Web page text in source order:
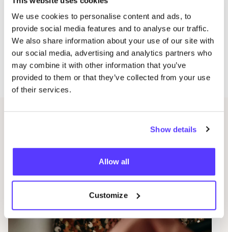
We use cookies to personalise content and ads, to
provide social media features and to analyse our traffic.
We also share information about your use of our site with
our social media, advertising and analytics partners who
may combine it with other information that you’ve
provided to them or that they’ve collected from your use
of their services.
Show details
Allow all
Customize
En als grand fina­le, de
op zon­dag! Met meer dan2000 m² aan vin­ta­ge
en retro vreug­de wacht in de foy­er van Pathe
Stap­peg­oor in Til­burg (gra­tis entree), nemen ze
hun bes­te stuk­ken mee. Dit is jouw kans om dat
ene per­fec­te item te vinden.
Gerelateerde evenementen